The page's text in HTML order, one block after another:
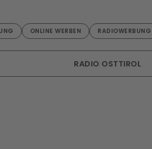
ONLINE WERBEN RADIOWERBUNG
RADIO OSTTIROL